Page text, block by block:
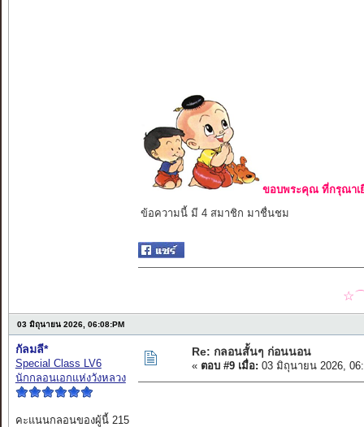
ขอบพระคุณ ที่กรุณาเ
ข้อความนี้ มี 4 สมาชิก มาชื่นชม
☆⌒
03 มิถุนายน 2026, 06:08:PM
กัลมลี*
Special Class LV6
นักกลอนเอกแห่งวังหลวง
คะแนนกลอนของผู้นี้ 215
Re: กลอนสั้นๆ ก่อนนอน
« ตอบ #9 เมื่อ: 03 มิถุนายน 2026,